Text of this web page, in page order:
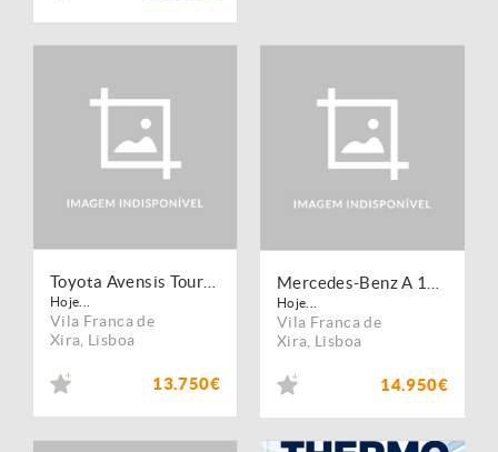
Hoje...
Vila Franca de
Xira Lisboa
13.750€
Hoje...
Vila Franca de
Xira Lisboa
14.950€